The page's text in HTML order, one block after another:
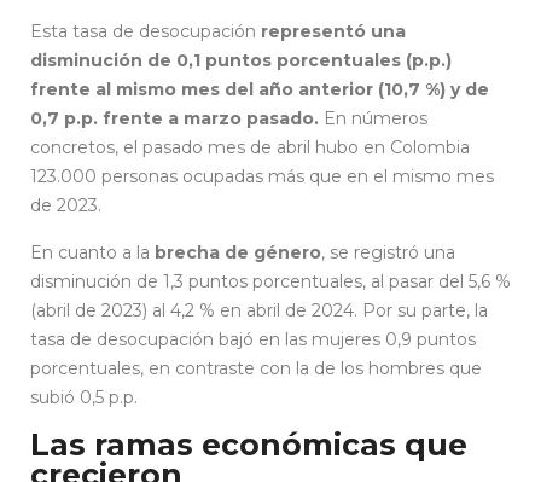
Esta tasa de desocupación representó una
disminución de 0,1 puntos porcentuales (p.p.)
frente al mismo mes del año anterior (10,7 %) y de
0,7 p.p. frente a marzo pasado. En números
concretos, el pasado mes de abril hubo en Colombia
123.000 personas ocupadas más que en el mismo mes
de 2023.
En cuanto a la brecha de género, se registró una
disminución de 1,3 puntos porcentuales, al pasar del 5,6 %
(abril de 2023) al 4,2 % en abril de 2024. Por su parte, la
tasa de desocupación bajó en las mujeres 0,9 puntos
porcentuales, en contraste con la de los hombres que
subió 0,5 p.p.
Las ramas económicas que